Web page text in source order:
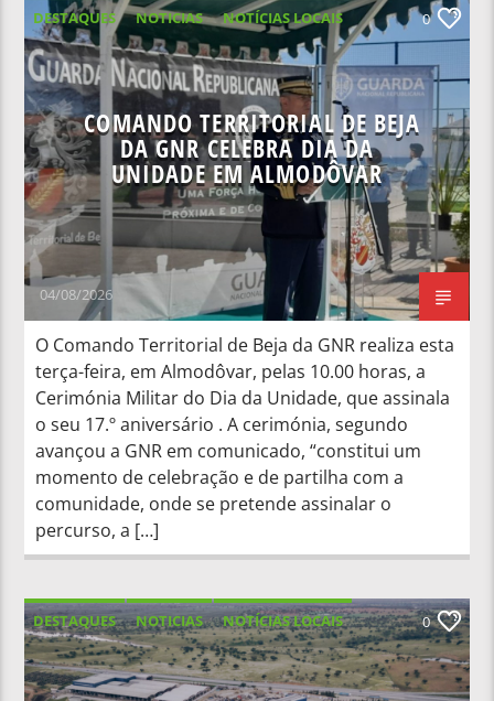
DESTAQUES NOTICIAS
NOTÍCIAS LOCAIS
NOTÍCIAS NACIONAIS
0
COMANDO TERRITORIAL DE BEJA
DA GNR CELEBRA DIA DA
UNIDADE EM ALMODÔVAR
04/08/2026
O Comando Territorial de Beja da GNR realiza esta
terça-feira, em Almodôvar, pelas 10.00 horas, a
Cerimónia Militar do Dia da Unidade, que assinala
o seu 17.º aniversário . A cerimónia, segundo
avançou a GNR em comunicado, “constitui um
momento de celebração e de partilha com a
comunidade, onde se pretende assinalar o
percurso, a […]
DESTAQUES NOTICIAS
NOTÍCIAS LOCAIS
NOTÍCIAS NACIONAIS
0